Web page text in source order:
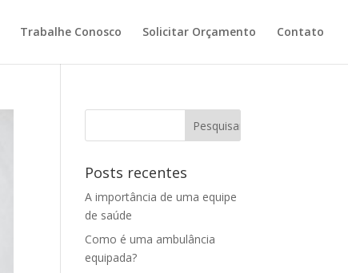
Trabalhe Conosco Solicitar Orçamento Contato
Posts recentes
A importância de uma equipe
de saúde
Como é uma ambulância
equipada?